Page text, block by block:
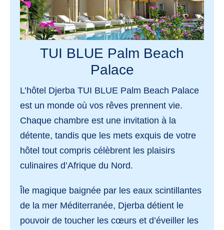
TUI BLUE Palm Beach
Palace
L’hôtel Djerba TUI BLUE Palm Beach Palace
est un monde où vos rêves prennent vie.
Chaque chambre est une invitation à la
détente, tandis que les mets exquis de votre
hôtel tout compris célèbrent les plaisirs
culinaires d’Afrique du Nord.
Île magique baignée par les eaux scintillantes
de la mer Méditerranée, Djerba détient le
pouvoir de toucher les cœurs et d’éveiller les